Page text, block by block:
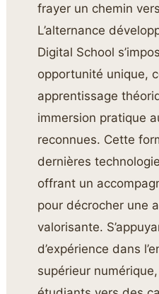
frayer un chemin
L’alternance
Digital School
opportunité unique,
apprentissage
immersion pratique
reconnues. Cette
dernières
offrant un
pour décrocher une
valorisante.
d’expérience dans
supérieur